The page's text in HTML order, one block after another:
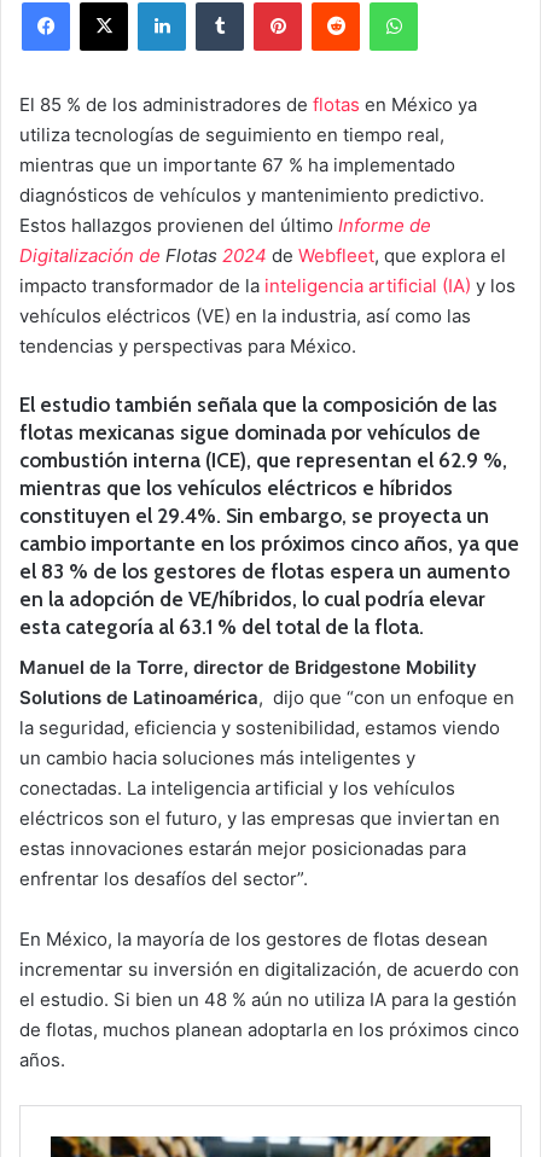
El 85 % de los administradores de flotas en México ya
utiliza tecnologías de seguimiento en tiempo real,
mientras que un importante 67 % ha implementado
diagnósticos de vehículos y mantenimiento predictivo.
Estos hallazgos provienen del último Informe de
Digitalización de Flotas 2024 de Webfleet, que explora el
impacto transformador de la inteligencia artificial (IA) y los
vehículos eléctricos (VE) en la industria, así como las
tendencias y perspectivas para México.
El estudio también señala que la composición de las
flotas mexicanas sigue dominada por vehículos de
combustión interna (ICE), que representan el 62.9 %,
mientras que los vehículos eléctricos e híbridos
constituyen el 29.4%. Sin embargo, se proyecta un
cambio importante en los próximos cinco años, ya que
el 83 % de los gestores de flotas espera un aumento
en la adopción de VE/híbridos, lo cual podría elevar
esta categoría al 63.1 % del total de la flota.
Manuel de la Torre, director de Bridgestone Mobility
Solutions de Latinoamérica, dijo que “con un enfoque en
la seguridad, eficiencia y sostenibilidad, estamos viendo
un cambio hacia soluciones más inteligentes y
conectadas. La inteligencia artificial y los vehículos
eléctricos son el futuro, y las empresas que inviertan en
estas innovaciones estarán mejor posicionadas para
enfrentar los desafíos del sector”.
En México, la mayoría de los gestores de flotas desean
incrementar su inversión en digitalización, de acuerdo con
el estudio. Si bien un 48 % aún no utiliza IA para la gestión
de flotas, muchos planean adoptarla en los próximos cinco
años.